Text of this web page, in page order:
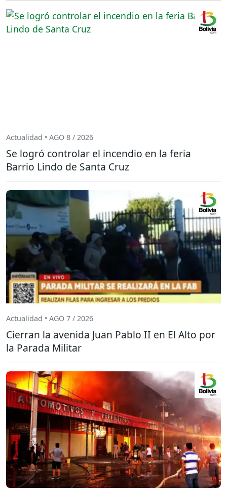
Actualidad • AGO 8 / 2026
Se logró controlar el incendio en la feria
Barrio Lindo de Santa Cruz
Actualidad • AGO 7 / 2026
Cierran la avenida Juan Pablo II en El Alto por
la Parada Militar